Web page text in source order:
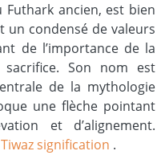
Futhark ancien, est bien
un condensé de valeurs
de l’importance de la
Son nom est
de la mythologie
une flèche pointant
et d’alignement.
signification .